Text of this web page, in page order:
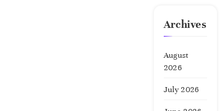
Archives
August
2026
July 2026